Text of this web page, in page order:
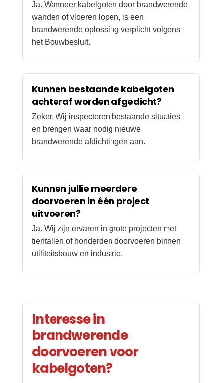
Ja. Wanneer kabelgoten door brandwerende
wanden of vloeren lopen, is een
brandwerende oplossing verplicht volgens
het Bouwbesluit.
Kunnen bestaande kabelgoten
achteraf worden afgedicht?
Zeker. Wij inspecteren bestaande situaties
en brengen waar nodig nieuwe
brandwerende afdichtingen aan.
Kunnen jullie meerdere
doorvoeren in één project
uitvoeren?
Ja. Wij zijn ervaren in grote projecten met
tientallen of honderden doorvoeren binnen
utiliteitsbouw en industrie.
Interesse in
brandwerende
doorvoeren voor
kabelgoten?